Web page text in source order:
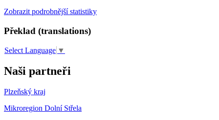
Zobrazit podrobnější statistiky
Překlad (translations)
Select Language ▼
Naši partneři
Plzeňský kraj
Mikroregion Dolní Střela